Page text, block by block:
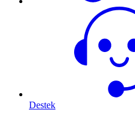
Destek